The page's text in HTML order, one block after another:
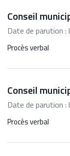
Conseil
Date de parution :
Procès verbal
Conseil
Date de parution :
Procès verbal